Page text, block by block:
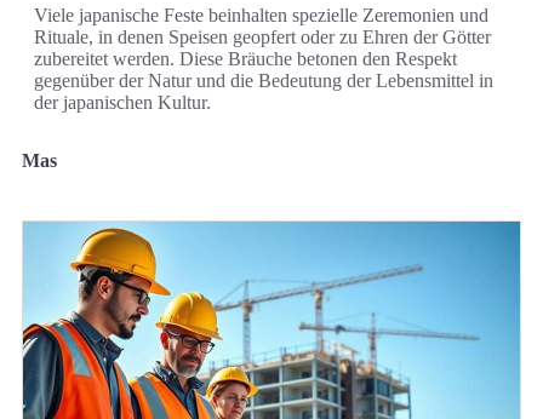
Viele japanische Feste beinhalten spezielle Zeremonien und
Rituale, in denen Speisen geopfert oder zu Ehren der Götter
zubereitet werden. Diese Bräuche betonen den Respekt
gegenüber der Natur und die Bedeutung der Lebensmittel in
der japanischen Kultur.
Mas